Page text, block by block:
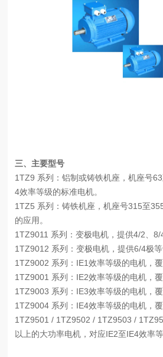
三、主要型号
1TZ9 系列：铝制或铸铁机座，机座号
4效率等级的标准电机。
1TZ5 系列：铸铁机座，机座号315至
的应用。
1TZ9011 系列：变极电机，提供4/2、8/
1TZ9012 系列：变极电机，提供6/4极等
1TZ9002 系列：IE1效率等级的电机，
1TZ9001 系列：IE2效率等级的电机，
1TZ9003 系列：IE3效率等级的电机，
1TZ9004 系列：IE4效率等级的电机，覆
1TZ9501 / 1TZ9502 / 1TZ9503 /
以上的大功率电机，对应IE2至IE4效率等